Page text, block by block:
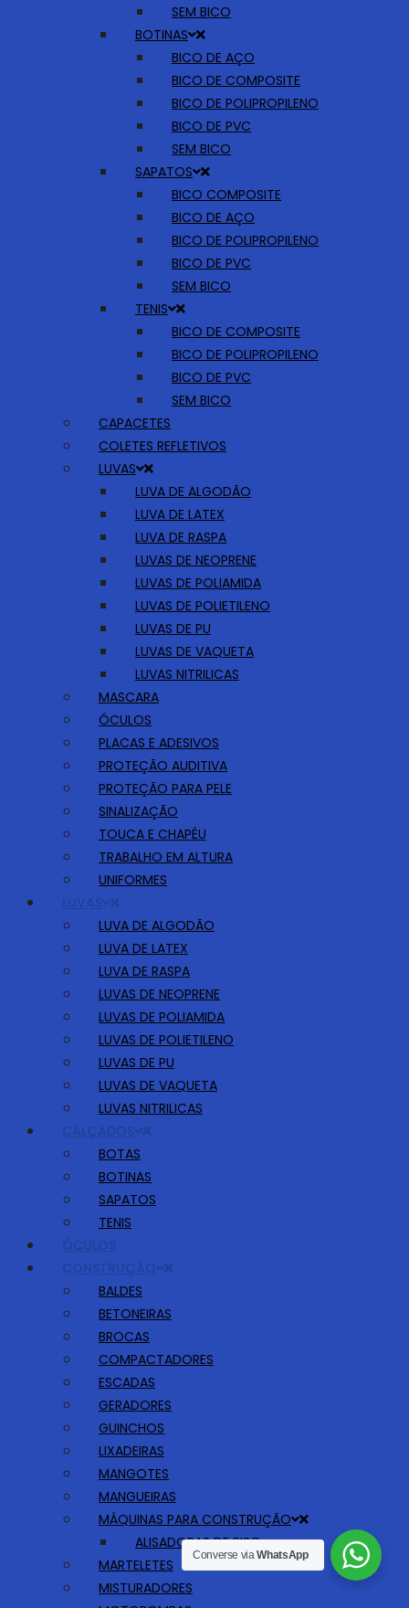
Converse viaWhatsApp
SEM BICO
BOTINAS
BICO DE AÇO
BICO DE COMPOSITE
BICO DE POLIPROPILENO
BICO DE PVC
SEM BICO
SAPATOS
BICO COMPOSITE
BICO DE AÇO
BICO DE POLIPROPILENO
BICO DE PVC
SEM BICO
TENIS
BICO DE COMPOSITE
BICO DE POLIPROPILENO
BICO DE PVC
SEM BICO
CAPACETES
COLETES REFLETIVOS
LUVAS
LUVA DE ALGODÃO
LUVA DE LATEX
LUVA DE RASPA
LUVAS DE NEOPRENE
LUVAS DE POLIAMIDA
LUVAS DE POLIETILENO
LUVAS DE PU
LUVAS DE VAQUETA
LUVAS NITRILICAS
MASCARA
ÓCULOS
PLACAS E ADESIVOS
PROTEÇÃO AUDITIVA
PROTEÇÃO PARA PELE
SINALIZAÇÃO
TOUCA E CHAPÉU
TRABALHO EM ALTURA
UNIFORMES
LUVAS
LUVA DE ALGODÃO
LUVA DE LATEX
LUVA DE RASPA
LUVAS DE NEOPRENE
LUVAS DE POLIAMIDA
LUVAS DE POLIETILENO
LUVAS DE PU
LUVAS DE VAQUETA
LUVAS NITRILICAS
CALÇADOS
BOTAS
BOTINAS
SAPATOS
TENIS
ÓCULOS
CONSTRUÇÃO
BALDES
BETONEIRAS
BROCAS
COMPACTADORES
ESCADAS
GERADORES
GUINCHOS
LIXADEIRAS
MANGOTES
MANGUEIRAS
MÁQUINAS PARA CONSTRUÇÃO
ALISADORAS DE PISO
MARTELETES
MISTURADORES